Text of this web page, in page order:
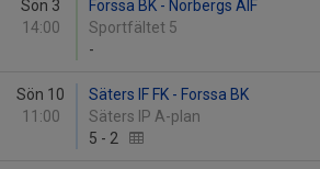
Sön 3
14:00
Forssa BK - Norbergs AIF
Sportfältet 5
-
Sön 10
11:00
Säters IF FK - Forssa BK
Säters IP A-plan
5 - 2